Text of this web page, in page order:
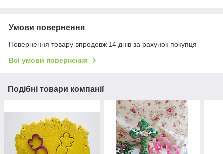
Умови повернення
Повернення товару впродовж 14 днів за рахунок покупця
Всі умови повернення
Подібні товари компанії